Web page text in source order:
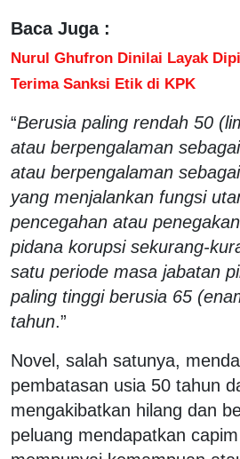
Baca Juga :
Nurul Ghufron Dinilai Layak
Terima Sanksi Etik di KPK
“Berusia paling rendah 50
atau berpengalaman
atau berpengalaman
yang menjalankan fungsi
pencegahan atau
pidana korupsi sekurang-
satu periode masa jabatan
paling tinggi berusia 65
tahun.”
Novel, salah satunya,
pembatasan usia 50 tahun
mengakibatkan hilang dan
peluang mendapatkan